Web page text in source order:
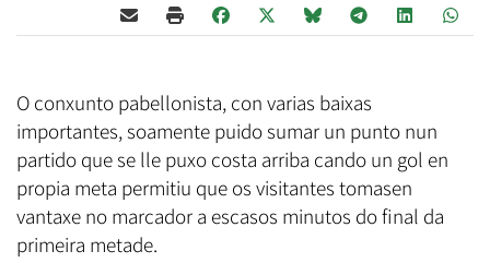
O conxunto pabellonista, con varias baixas
importantes, soamente puido sumar un punto nun
partido que se lle puxo costa arriba cando un gol en
propia meta permitiu que os visitantes tomasen
vantaxe no marcador a escasos minutos do final da
primeira metade.